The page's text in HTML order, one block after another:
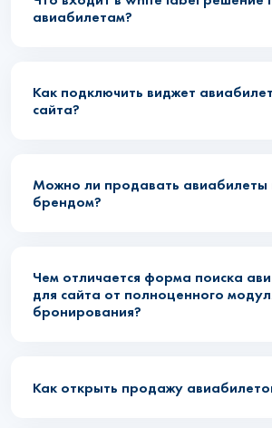
авиабилетам?
Как подключить виджет
сайта?
Можно ли продавать авиабилеты
брендом?
Чем отличается форма поиска
для сайта от полноценного
бронирования?
Как открыть продажу